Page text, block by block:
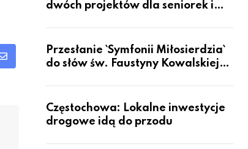
Share
dwóch projektów dla seniorek i
Przesłanie `Symfonii Miłosierdzia`
do słów św. Faustyny Kowalskiej
Częstochowa: Lokalne inwestycje
drogowe idą do przodu